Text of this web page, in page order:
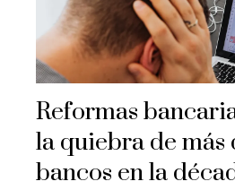
Reformas
la quiebra de más
bancos en la